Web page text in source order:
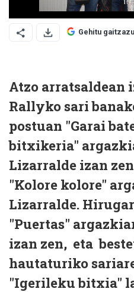
Gehitu
Atzo arratsaldean
Rallyko sari
postuan "Garai
bitxikeria"
Lizarralde izan
"Kolore kolore"
Lizarralde.
"Puertas"
izan zen, eta
hautaturiko
"Igerileku bitxia"